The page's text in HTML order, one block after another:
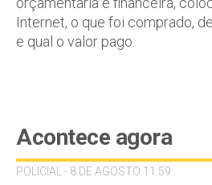
Internet, o que foi comprado,
e qual o valor pago.
Acontece agora
POLICIAL - 8 DE AGOSTO 11:59